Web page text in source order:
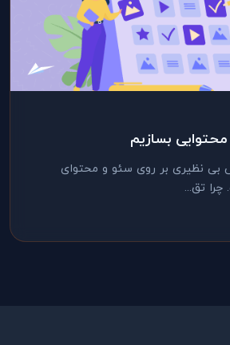
بسازیم
بی نظیری بر روی سئو و محتوای
تق...